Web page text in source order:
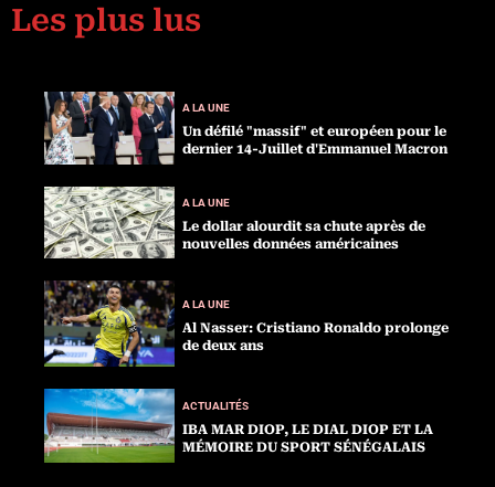
Les plus lus
A LA UNE
Un défilé "massif" et européen pour le
dernier 14-Juillet d'Emmanuel Macron
A LA UNE
Le dollar alourdit sa chute après de
nouvelles données américaines
A LA UNE
Al Nasser: Cristiano Ronaldo prolonge
de deux ans
ACTUALITÉS
IBA MAR DIOP, LE DIAL DIOP ET LA
MÉMOIRE DU SPORT SÉNÉGALAIS